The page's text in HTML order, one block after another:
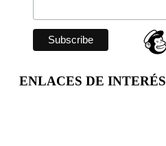
ENLACES DE INTERÉS